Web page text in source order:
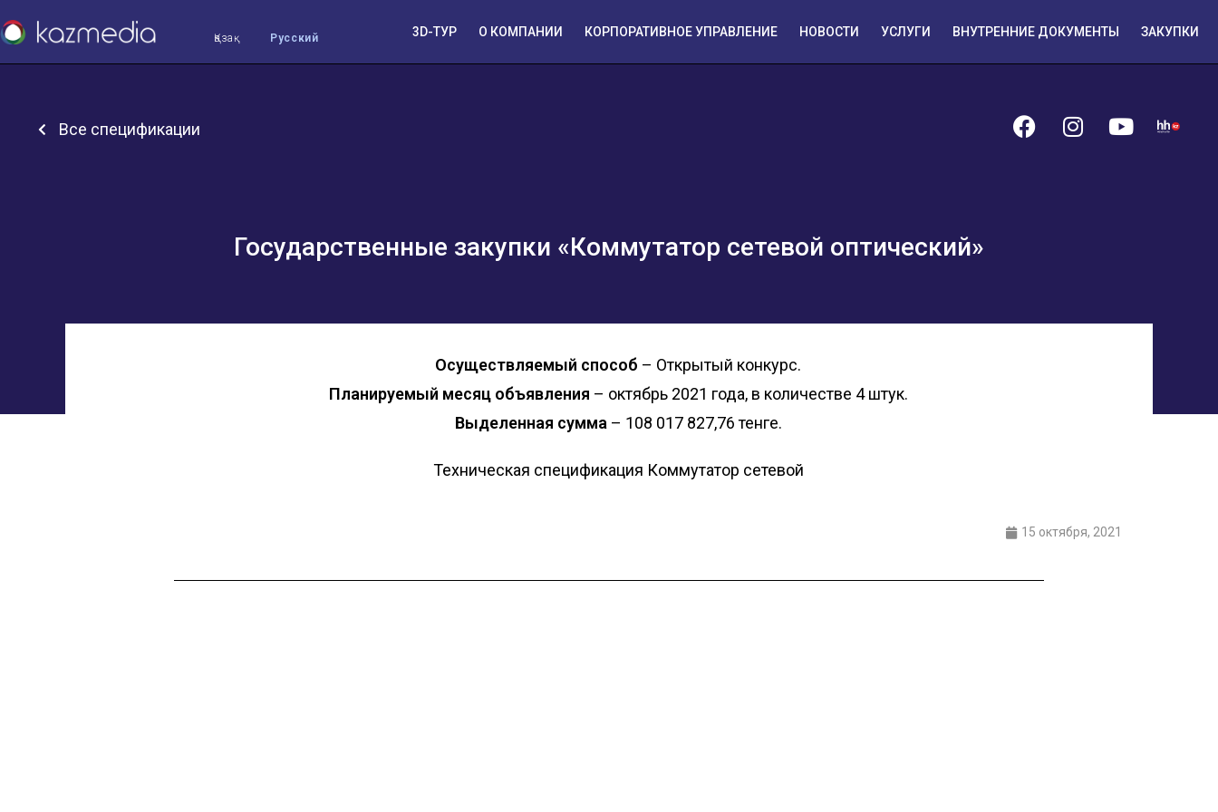
Қазақ Русский 3D-ТУР О КОМПАНИИ КОРПОРАТИВНОЕ УПРАВЛЕНИЕ НОВОСТИ УСЛУГИ ВНУТРЕННИЕ ДОКУМЕНТЫ ЗАКУПКИ
Все спецификации
Государственные закупки «Коммутатор сетевой оптический»
Осуществляемый способ – Открытый конкурс.
Планируемый месяц объявления – октябрь 2021 года, в количестве 4 штук.
Выделенная сумма – 108 017 827,76 тенге.
Техническая спецификация Коммутатор сетевой
15 октября, 2021